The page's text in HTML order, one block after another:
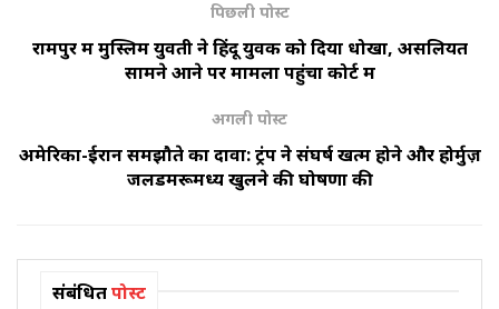
पिछली पोस्ट
रामपुर में मुस्लिम युवती ने हिंदू युवक को दिया धोखा, असलियत
सामने आने पर मामला पहुंचा कोर्ट में
अगली पोस्ट
अमेरिका-ईरान समझौते का दावा: ट्रंप ने संघर्ष खत्म होने और होर्मुज़
जलडमरूमध्य खुलने की घोषणा की
संबंधितपोस्ट